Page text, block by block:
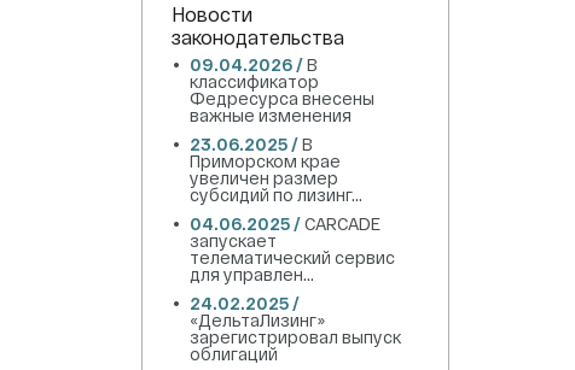
Новости
законодательства
09.04.2026 /В
классификатор
Федресурса внесены
важные изменения
23.06.2025 /В
Приморском крае
увеличен размер
субсидий по лизинг...
04.06.2025 /CARCADE
запускает
телематический сервис
для управлен...
24.02.2025 /
«ДельтаЛизинг»
зарегистрировал выпуск
облигаций